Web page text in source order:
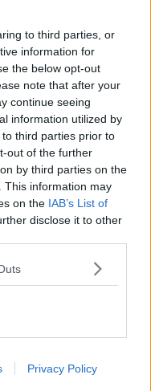
to third parties, or
information for
the below opt-out
note that after your
continue seeing
information utilized by
third parties prior to
out of the further
by third parties on the
This information may
on the IAB’s List of
disclose it to other
Privacy Policy